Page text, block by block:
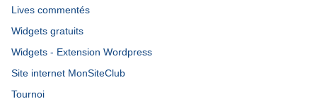
Lives commentés
Widgets gratuits
Widgets - Extension Wordpress
Site internet MonSiteClub
Tournoi